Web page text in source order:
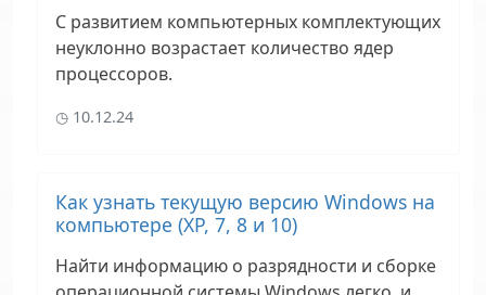
С развитием компьютерных комплектующих
неуклонно возрастает количество ядер
процессоров.
10.12.24
Как узнать текущую версию Windows на
компьютере (XP, 7, 8 и 10)
Найти информацию о разрядности и сборке